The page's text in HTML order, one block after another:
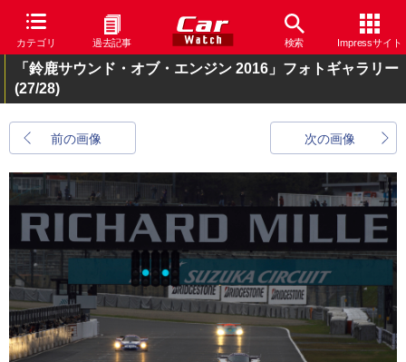
カテゴリ 過去記事 検索 Impressサイト
「鈴鹿サウンド・オブ・エンジン 2016」フォトギャラリー
(27/28)
前の画像 次の画像